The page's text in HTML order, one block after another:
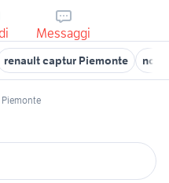
Messaggi
renault captur Piemonte
Piemonte